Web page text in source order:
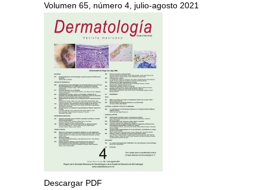
Volumen 65, número 4, julio-agosto 2021
Descargar PDF